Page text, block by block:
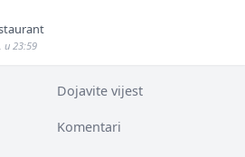
u 23:59
Dojavite vijest
Komentari